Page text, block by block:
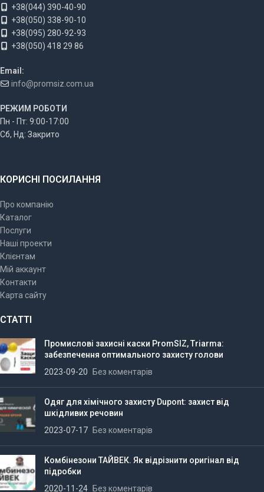
+38(044) 390-40-90
+38(050) 338-90-10
+38(095) 280-92-93
+38(050) 418 29 86
Email:
info@promsiz.com.ua
РЕЖИМ РОБОТИ
Пн - Пт: 9:00-17:00
Сб, Нд: Закрито
КОРИСНІ ПОСИЛАННЯ
Про компанію
Каталог
Послуги
Наші проекти
Клієнтам
Мій аккаунт
Контакти
Карта сайту
СТАТТІ
Промислові захисні каски PromSIZ, Triarma:
забезпечення оптимального захисту голови
2023-09-20
Без коментарів
Одяг для хімічного захисту Dupont: захист від
шкідливих речовин
2023-07-17
Без коментарів
Комбінезони ТАЙВЕК. Як відрізнити оригінал від
підробки
2020-11-24
Без коментарів